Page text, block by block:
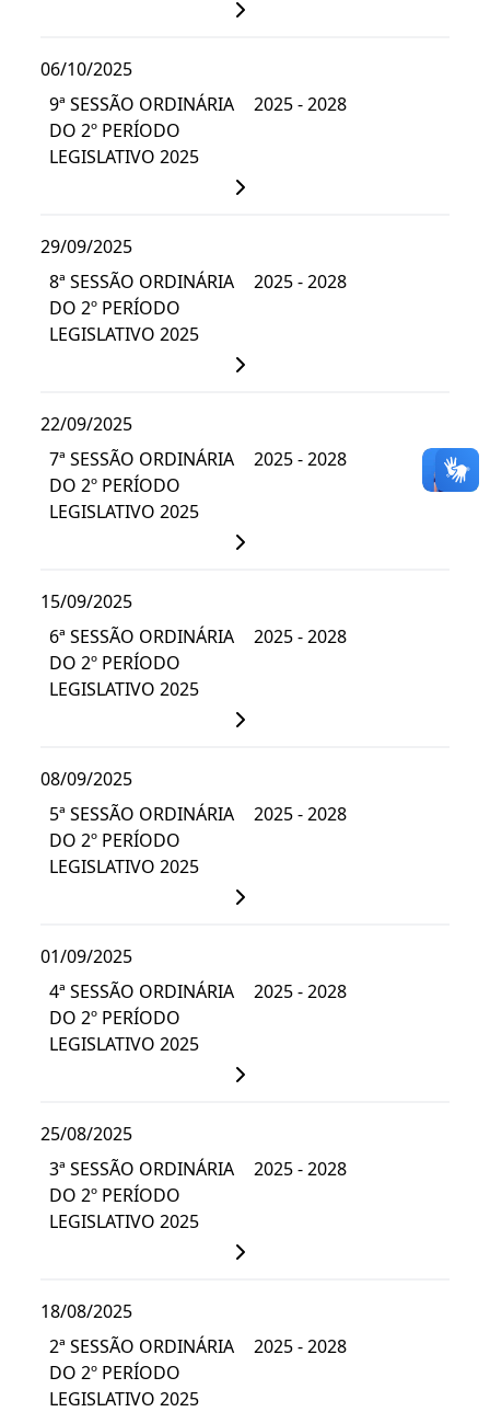
06/10/2025
9ª SESSÃO ORDINÁRIA
DO 2º PERÍODO
LEGISLATIVO 2025
2025 - 2028
29/09/2025
8ª SESSÃO ORDINÁRIA
DO 2º PERÍODO
LEGISLATIVO 2025
2025 - 2028
22/09/2025
7ª SESSÃO ORDINÁRIA
DO 2º PERÍODO
LEGISLATIVO 2025
2025 - 2028
15/09/2025
6ª SESSÃO ORDINÁRIA
DO 2º PERÍODO
LEGISLATIVO 2025
2025 - 2028
08/09/2025
5ª SESSÃO ORDINÁRIA
DO 2º PERÍODO
LEGISLATIVO 2025
2025 - 2028
01/09/2025
4ª SESSÃO ORDINÁRIA
DO 2º PERÍODO
LEGISLATIVO 2025
2025 - 2028
25/08/2025
3ª SESSÃO ORDINÁRIA
DO 2º PERÍODO
LEGISLATIVO 2025
2025 - 2028
18/08/2025
2ª SESSÃO ORDINÁRIA
DO 2º PERÍODO
LEGISLATIVO 2025
2025 - 2028